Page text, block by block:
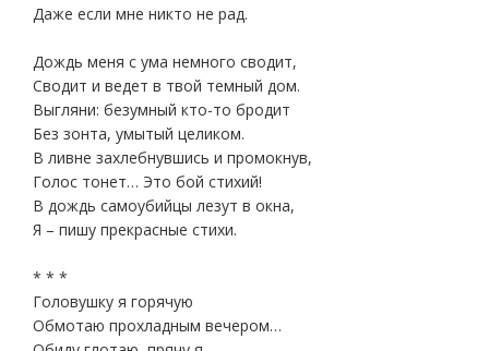
Даже если мне никто не рад.
Дождь меня с ума немного сводит,
Сводит и ведет в твой темный дом.
Выгляни: безумный кто-то бродит
Без зонта, умытый целиком.
В ливне захлебнувшись и промокнув,
Голос тонет… Это бой стихий!
В дождь самоубийцы лезут в окна,
Я – пишу прекрасные стихи.
* * *
Головушку я горячую
Обмотаю прохладным вечером…